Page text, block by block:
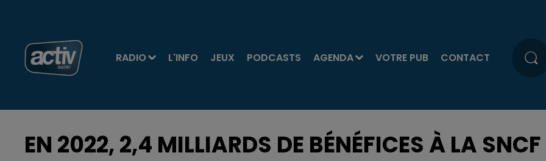
RADIO L'INFO JEUX PODCASTS AGENDA VOTRE PUB CONTACT
EN 2022, 2,4 MILLIARDS DE BÉNÉFICES À LA SNCF